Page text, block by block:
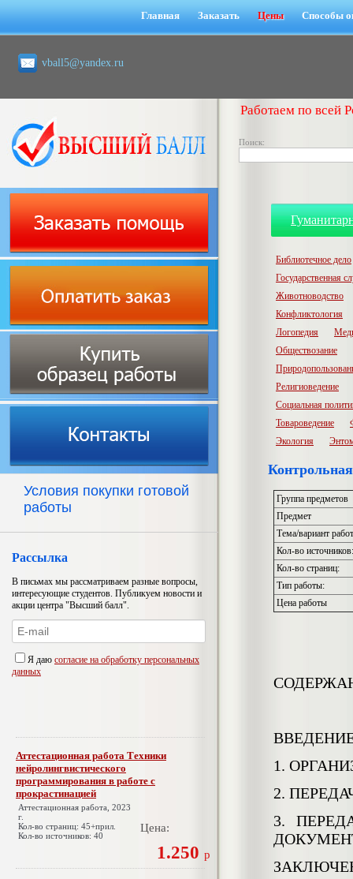
Главная Заказать Цены Способы
vball5@yandex.ru
Работаем по всей
Поиск:
Условия покупки готовой
работы
Рассылка
В письмах мы рассматриваем разные вопросы,
интересующие студентов. Публикуем новости и
акции центра "Высший балл".
Я даю согласие на обработку персональных
данных
Аттестационная работа Техники
нейролингвистического
программирования в работе с
прокрастинацией
Аттестационная работа, 2023
г.
Кол-во страниц: 45+прил.
Кол-во источников: 40
Цена:
1.250 р
Библиотечное дело
Государственная
Животноводство
Конфликтология
Логопедия
Обществозание
Религиоведение
Социальная
Товароведение
Экология
Группа предметов
Предмет
Тема/вариант
Кол-во источников:
Кол-во страниц:
Тип работы:
Цена работы
1.
2.
3.